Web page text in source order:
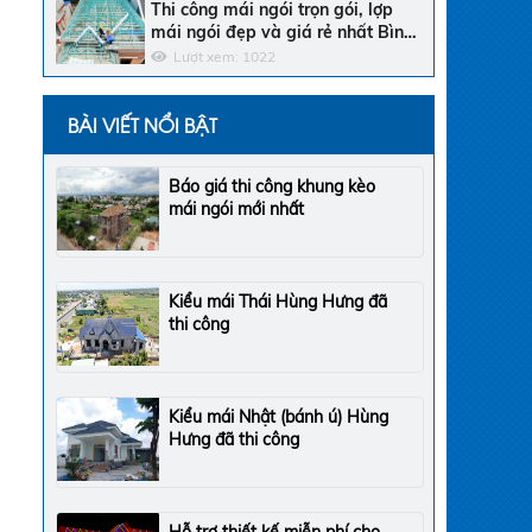
Thi công mái ngói trọn gói, lợp
mái ngói đẹp và giá rẻ nhất Bình
ThuậnLượt xem: 1022
BÀI VIẾT NỔI BẬT
Báo giá thi công khung kèo
mái ngói mới nhất
Kiểu mái Thái Hùng Hưng đã
thi công
Kiểu mái Nhật (bánh ú) Hùng
Hưng đã thi công